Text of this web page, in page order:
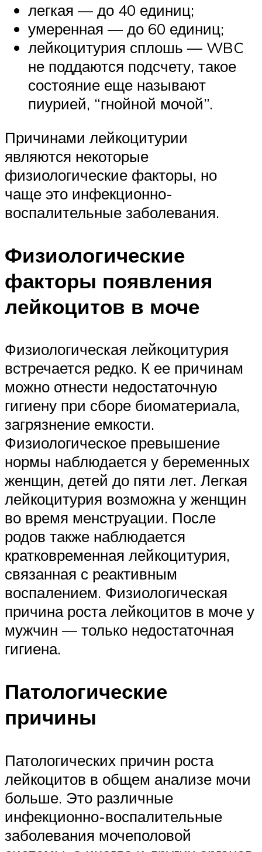
легкая — до 40 единиц;
умеренная — до 60 единиц;
лейкоцитурия сплошь — WBC
не поддаются подсчету, такое
состояние еще называют
пиурией, “гнойной мочой”.
Причинами лейкоцитурии
являются некоторые
физиологические факторы, но
чаще это инфекционно-
воспалительные заболевания.
Физиологические
факторы появления
лейкоцитов в моче
Физиологическая лейкоцитурия
встречается редко. К ее причинам
можно отнести недостаточную
гигиену при сборе биоматериала,
загрязнение емкости.
Физиологическое превышение
нормы наблюдается у беременных
женщин, детей до пяти лет. Легкая
лейкоцитурия возможна у женщин
во время менструации. После
родов также наблюдается
кратковременная лейкоцитурия,
связанная с реактивным
воспалением. Физиологическая
причина роста лейкоцитов в моче у
мужчин — только недостаточная
гигиена.
Патологические
причины
Патологических причин роста
лейкоцитов в общем анализе мочи
больше. Это различные
инфекционно-воспалительные
заболевания мочеполовой